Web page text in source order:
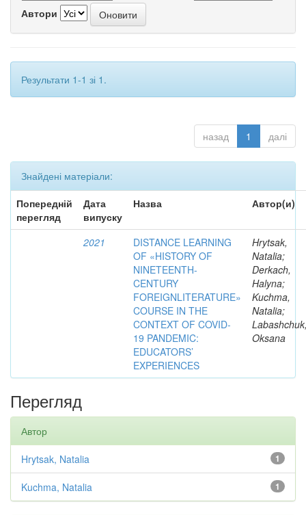
Автори
Результати 1-1 зі 1.
назад 1 далі
Знайдені матеріали:
Попередній
перегляд
Дата
випуску
Назва Автор(и)
2021
DISTANCE LEARNING
OF «HISTORY OF
NINETEENTH-
CENTURY
FOREIGNLITERATURE»
COURSE IN THE
CONTEXT OF COVID-
19 PANDEMIC:
EDUCATORS’
EXPERIENCES
Hrytsak,
Natalia;
Derkach,
Halyna;
Kuchma,
Natalia;
Oksana
Перегляд
Автор
1
Hrytsak, Natalia
1
Kuchma, Natalia